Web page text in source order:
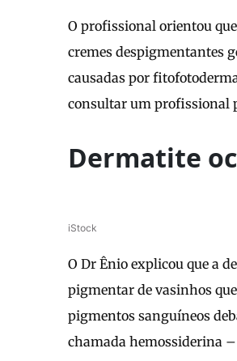
O profissional orientou
cremes despigmentantes
causadas por
consultar um profissional
Dermatite
iStock
O Dr Ênio explicou que a
pigmentar de vasinhos
pigmentos sanguíneos
chamada hemossiderina